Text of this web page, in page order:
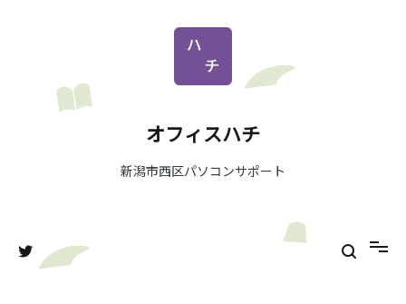
オフィスハチ
新潟市西区パソコンサポート